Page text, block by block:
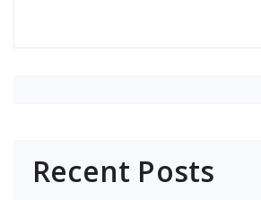
Recent Posts